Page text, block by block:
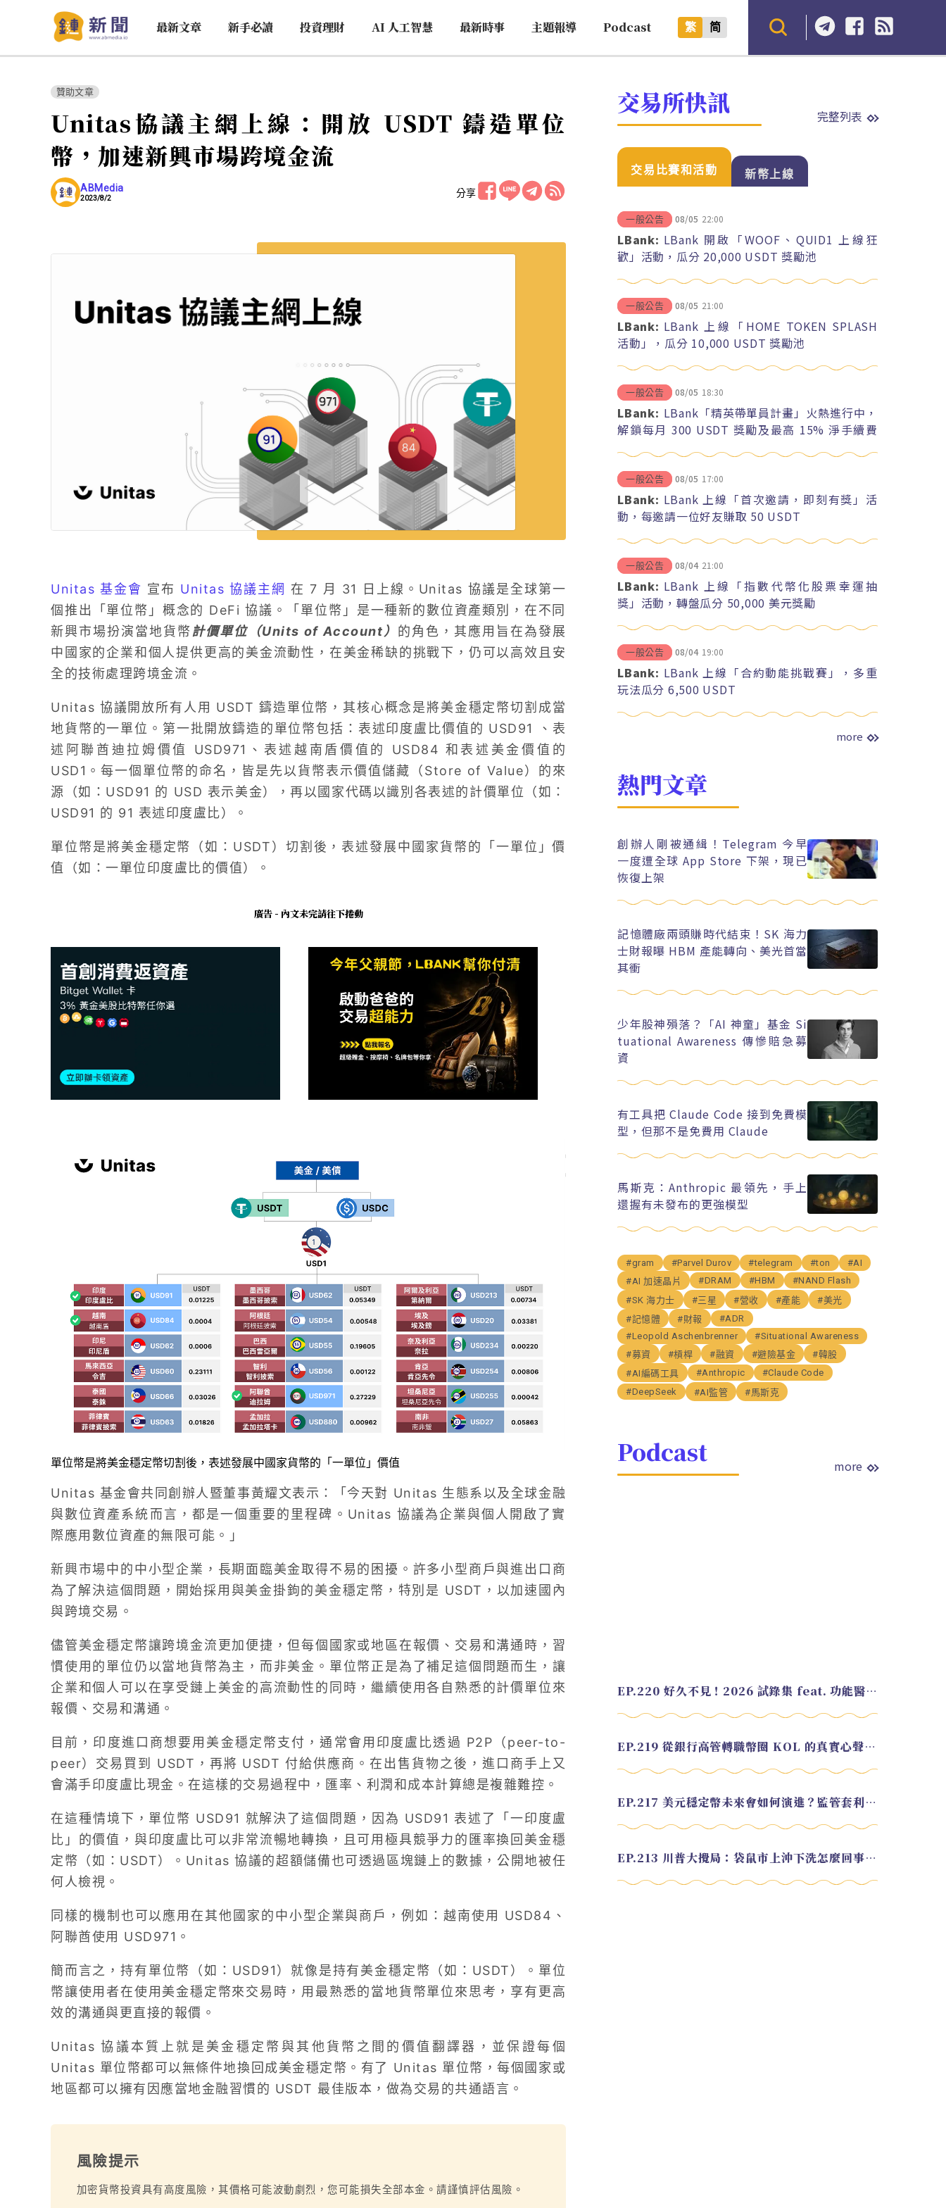
最新文章 新手必讀 投資理財 AI 人工智慧 最新時事 主題報導 Podcast 繁 简
贊助文章
Unitas協議主網上線：開放 USDT 鑄造單位
幣，加速新興市場跨境金流
ABMedia
2023/8/2 分享
Unitas 基金會 宣布 Unitas 協議主網 在 7 月 31 日上線。Unitas 協議是全球第一
個推出「單位幣」概念的 DeFi 協議。「單位幣」是一種新的數位資產類別，在不同
新興市場扮演當地貨幣計價單位（Units of Account） 的角色，其應用旨在為發展
中國家的企業和個人提供更高的美金流動性，在美金稀缺的挑戰下，仍可以高效且安
全的技術處理跨境金流。
Unitas 協議開放所有人用 USDT 鑄造單位幣，其核心概念是將美金穩定幣切割成當
地貨幣的一單位。第一批開放鑄造的單位幣包括：表述印度盧比價值的 USD91 、表
述阿聯酋迪拉姆價值 USD971、表述越南盾價值的 USD84 和表述美金價值的
USD1。每一個單位幣的命名，皆是先以貨幣表示價值儲藏（Store of Value）的來
源（如：USD91 的 USD 表示美金），再以國家代碼以識別各表述的計價單位（如：
USD91 的 91 表述印度盧比）。
單位幣是將美金穩定幣（如：USDT）切割後，表述發展中國家貨幣的「一單位」價
值（如：一單位印度盧比的價值）。
廣告 - 內文未完請往下捲動
單位幣是將美金穩定幣切割後，表述發展中國家貨幣的「一單位」價值
Unitas 基金會共同創辦人暨董事黃耀文表示：「今天對 Unitas 生態系以及全球金融
與數位資產系統而言，都是一個重要的里程碑。Unitas 協議為企業與個人開啟了實
際應用數位資產的無限可能。」
新興市場中的中小型企業，長期面臨美金取得不易的困擾。許多小型商戶與進出口商
為了解決這個問題，開始採用與美金掛鉤的美金穩定幣，特別是 USDT，以加速國內
與跨境交易。
儘管美金穩定幣讓跨境金流更加便捷，但每個國家或地區在報價、交易和溝通時，習
慣使用的單位仍以當地貨幣為主，而非美金。單位幣正是為了補足這個問題而生，讓
企業和個人可以在享受鏈上美金的高流動性的同時，繼續使用各自熟悉的計價單位來
報價、交易和溝通。
目前，印度進口商想要用美金穩定幣支付，通常會用印度盧比透過 P2P（peer-to-
peer）交易買到 USDT，再將 USDT 付給供應商。在出售貨物之後，進口商手上又
會滿手印度盧比現金。在這樣的交易過程中，匯率、利潤和成本計算總是複雜難控。
在這種情境下，單位幣 USD91 就解決了這個問題，因為 USD91 表述了「一印度盧
比」的價值，與印度盧比可以非常流暢地轉換，且可用極具競爭力的匯率換回美金穩
定幣（如：USDT）。Unitas 協議的超額儲備也可透過區塊鏈上的數據，公開地被任
何人檢視。
同樣的機制也可以應用在其他國家的中小型企業與商戶，例如：越南使用 USD84、
阿聯酋使用 USD971。
簡而言之，持有單位幣（如：USD91）就像是持有美金穩定幣（如：USDT）。單位
幣讓使用者在使用美金穩定幣來交易時，用最熟悉的當地貨幣單位來思考，享有更高
效的溝通與更直接的報價。
Unitas 協議本質上就是美金穩定幣與其他貨幣之間的價值翻譯器，並保證每個
Unitas 單位幣都可以無條件地換回成美金穩定幣。有了 Unitas 單位幣，每個國家或
地區都可以擁有因應當地金融習慣的 USDT 最佳版本，做為交易的共通語言。
風險提示
加密貨幣投資具有高度風險，其價格可能波動劇烈，您可能損失全部本金。請謹慎評估風險。
交易所快訊 完整列表
交易比賽和活動 新幣上線
一般公告 08/05 22:00
LBank: LBank 開啟「WOOF、QUID1 上線狂
歡」活動，瓜分 20,000 USDT 獎勵池
一般公告 08/05 21:00
LBank: LBank 上線「HOME TOKEN SPLASH
活動」，瓜分 10,000 USDT 獎勵池
一般公告 08/05 18:30
LBank: LBank「精英帶單員計畫」火熱進行中，
解鎖每月 300 USDT 獎勵及最高 15% 淨手續費
一般公告 08/05 17:00
LBank: LBank 上線「首次邀請，即刻有獎」活
動，每邀請一位好友賺取 50 USDT
一般公告 08/04 21:00
LBank: LBank 上線「指數代幣化股票幸運抽
獎」活動，轉盤瓜分 50,000 美元獎勵
一般公告 08/04 19:00
LBank: LBank 上線「合約動能挑戰賽」，多重
玩法瓜分 6,500 USDT
more
熱門文章
創辦人剛被通緝！Telegram 今早
一度遭全球 App Store 下架，現已
恢復上架
記憶體廠兩頭賺時代結束！SK 海力
士財報曝 HBM 產能轉向、美光首當
其衝
少年股神殞落？「AI 神童」基金 Si
tuational Awareness 傳慘賠急募
資
有工具把 Claude Code 接到免費模
型，但那不是免費用 Claude
馬斯克：Anthropic 最領先，手上
還握有未發布的更強模型
#gram #Parvel Durov #telegram #ton
#AI
#AI 加速晶片
#DRAM #HBM
#NAND Flash
#SK 海力士
#三星 #營收 #產能
#美光
#記憶體
#財報
#ADR
#Leopold Aschenbrenner
#Situational Awareness
#募資
#槓桿 #融資 #避險基金
#韓股
#AI編碼工具
#Anthropic
#Claude Code
#DeepSeek
#AI監管 #馬斯克
Podcast more
EP.220 好久不見！2026 試錄集 feat. 功能醫學營養師 美寶
EP.219 從銀行高管轉職幣圈 KOL 的真實心聲 feat.龜大
EP.217 美元穩定幣未來會如何演進？監管套利終將收斂？feat. 研究員 余哲安
EP.213 川普大攪局：袋鼠市上沖下洗怎麼回事？feat. Alvin